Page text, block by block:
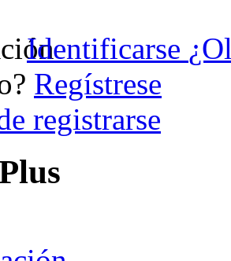
Identificarse
Regístrese
registrarse